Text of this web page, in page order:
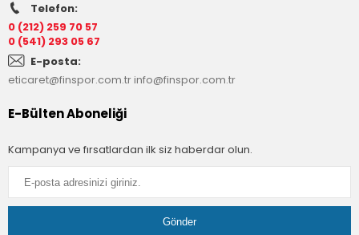
Telefon:
0 (212) 259 70 57
0 (541) 293 05 67
E-posta:
eticaret@finspor.com.trinfo@finspor.com.tr
E-Bülten Aboneliği
Kampanya ve fırsatlardan ilk siz haberdar olun.